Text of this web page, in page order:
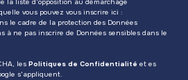
vous pouvez vous inscrire ici :
le cadre de la protection des Données
à ne pas inscrire de Données sensibles dans le
les Politiques de Confidentialité et es
s'appliquent.